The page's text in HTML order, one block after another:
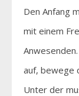
Den Anfang
mit einem
auf, bewege
Unter der